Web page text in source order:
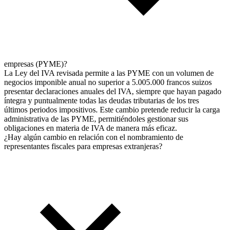
empresas (PYME)?
La Ley del IVA revisada permite a las PYME con un volumen de
negocios imponible anual no superior a 5.005.000 francos suizos
presentar declaraciones anuales del IVA, siempre que hayan pagado
íntegra y puntualmente todas las deudas tributarias de los tres
últimos periodos impositivos. Este cambio pretende reducir la carga
administrativa de las PYME, permitiéndoles gestionar sus
obligaciones en materia de IVA de manera más eficaz.
¿Hay algún cambio en relación con el nombramiento de
representantes fiscales para empresas extranjeras?